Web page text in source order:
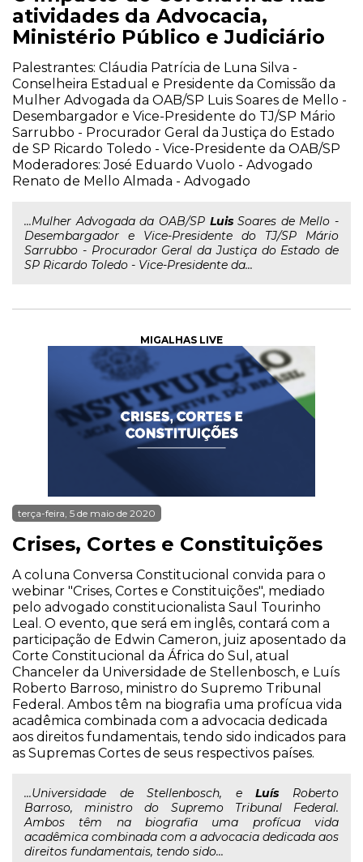
atividades da Advocacia,
Ministério Público e Judiciário
Palestrantes: Cláudia Patrícia de Luna Silva -
Conselheira Estadual e Presidente da Comissão da
Mulher Advogada da OAB/SP Luis Soares de Mello -
Desembargador e Vice-Presidente do TJ/SP Mário
Sarrubbo - Procurador Geral da Justiça do Estado
de SP Ricardo Toledo - Vice-Presidente da OAB/SP
Moderadores: José Eduardo Vuolo - Advogado
Renato de Mello Almada - Advogado
...Mulher Advogada da OAB/SP LuisSoares de Mello -
Desembargador e Vice-Presidente do TJ/SP Mário
Sarrubbo - Procurador Geral da Justiça do Estado de
SP Ricardo Toledo - Vice-Presidente da...
MIGALHAS LIVE
terça-feira, 5 de maio de 2020
Crises, Cortes e Constituições
A coluna Conversa Constitucional convida para o
webinar "Crises, Cortes e Constituições", mediado
pelo advogado constitucionalista Saul Tourinho
Leal. O evento, que será em inglês, contará com a
participação de Edwin Cameron, juiz aposentado da
Corte Constitucional da África do Sul, atual
Chanceler da Universidade de Stellenbosch, e Luís
Roberto Barroso, ministro do Supremo Tribunal
Federal. Ambos têm na biografia uma profícua vida
acadêmica combinada com a advocacia dedicada
aos direitos fundamentais, tendo sido indicados para
as Supremas Cortes de seus respectivos países.
...Universidade de Stellenbosch, eLuís Roberto
Barroso, ministro do Supremo Tribunal Federal.
Ambos têm na biografia uma profícua vida
acadêmica combinada com a advocacia dedicada aos
direitos fundamentais, tendo sido...